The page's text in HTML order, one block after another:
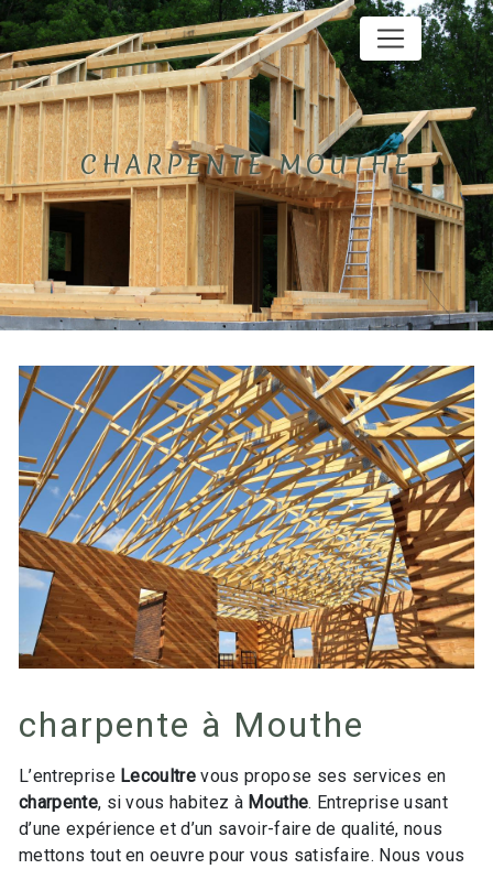
Panneau de gestion des cookies
CHARPENTE MOUTHE
charpente à Mouthe
L’entreprise Lecoultre vous propose ses services en
charpente, si vous habitez à Mouthe. Entreprise usant
d’une expérience et d’un savoir-faire de qualité, nous
mettons tout en oeuvre pour vous satisfaire. Nous vous